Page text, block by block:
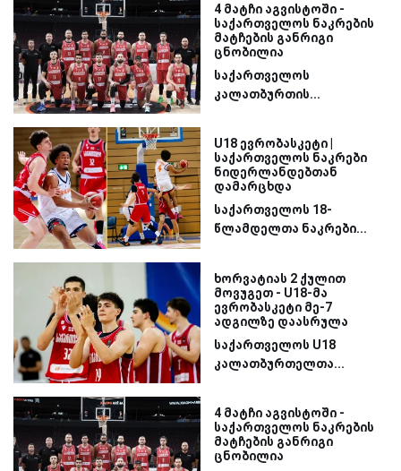
4 მატჩი აგვისტოში -
საქართველოს ნაკრების
მატჩების განრიგი
ცნობილია
საქართველოს
კალათბურთის...
U18 ევრობასკეტი |
საქართველოს ნაკრები
ნიდერლანდებთან
დამარცხდა
საქართველოს 18-
წლამდელთა ნაკრები...
ხორვატიას 2 ქულით
მოვუგეთ - U18-მა
ევრობასკეტი მე-7
ადგილზე დაასრულა
საქართველოს U18
კალათბურთელთა...
4 მატჩი აგვისტოში -
საქართველოს ნაკრების
მატჩების განრიგი
ცნობილია